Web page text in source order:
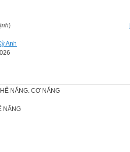
)
Anh
NĂNG. CƠ NĂNG
NĂNG